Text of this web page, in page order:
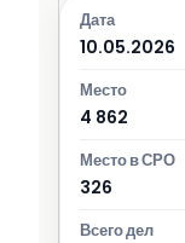
10.05.2026
4 862
326